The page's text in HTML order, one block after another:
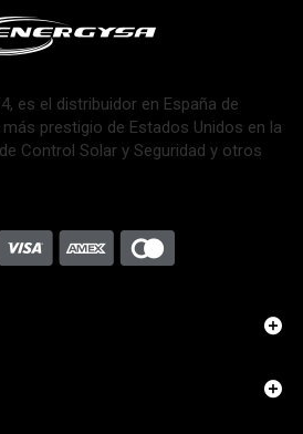
es el distribuidor en España de
más prestigio de Estados Unidos en la
Control Solar y Seguridad y otros